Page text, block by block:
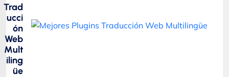
Trad
ucci
ón
Web
Mult
iling
üe